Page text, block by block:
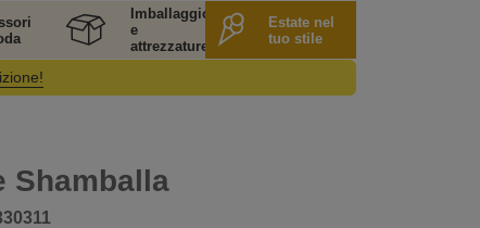
Imballaggio
e
attrezzature
Estate nel
tuo stile
Shamballa